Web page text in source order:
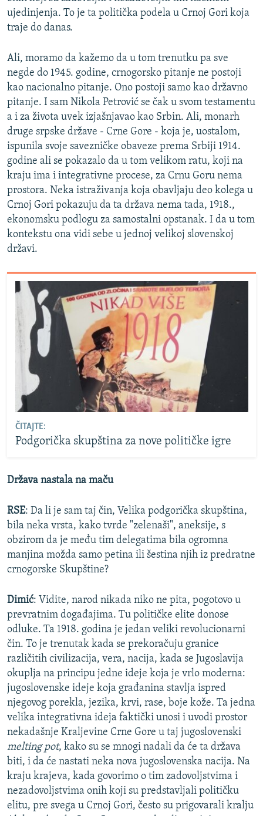
ujedinjenja. To je ta politička podela u Crnoj Gori koja
traje do danas.
Ali, moramo da kažemo da u tom trenutku pa sve
negde do 1945. godine, crnogorsko pitanje ne postoji
kao nacionalno pitanje. Ono postoji samo kao državno
pitanje. I sam Nikola Petrović se čak u svom testamentu
a i za života uvek izjašnjavao kao Srbin. Ali, monarh
druge srpske države - Crne Gore - koja je, uostalom,
ispunila svoje savezničke obaveze prema Srbiji 1914.
godine ali se pokazalo da u tom velikom ratu, koji na
kraju ima i integrativne procese, za Crnu Goru nema
prostora. Neka istraživanja koja obavljaju deo kolega u
Crnoj Gori pokazuju da ta država nema tada, 1918.,
ekonomsku podlogu za samostalni opstanak. I da u tom
kontekstu ona vidi sebe u jednoj velikoj slovenskoj
državi.
ČITAJTE:
Podgorička skupština za nove političke igre
Država nastala na maču
RSE: Da li je sam taj čin, Velika podgorička skupština,
bila neka vrsta, kako tvrde "zelenaši", aneksije, s
obzirom da je među tim delegatima bila ogromna
manjina možda samo petina ili šestina njih iz predratne
crnogorske Skupštine?
Dimić: Vidite, narod nikada niko ne pita, pogotovo u
prevratnim događajima. Tu političke elite donose
odluke. Ta 1918. godina je jedan veliki revolucionarni
čin. To je trenutak kada se prekoračuju granice
različitih civilizacija, vera, nacija, kada se Jugoslavija
okuplja na principu jedne ideje koja je vrlo moderna:
jugoslovenske ideje koja građanina stavlja ispred
njegovog porekla, jezika, krvi, rase, boje kože. Ta jedna
velika integrativna ideja faktički unosi i uvodi prostor
nekadašnje Kraljevine Crne Gore u taj jugoslovenski
melting pot, kako su se mnogi nadali da će ta država
biti, i da će nastati neka nova jugoslovenska nacija. Na
kraju krajeva, kada govorimo o tim zadovoljstvima i
nezadovoljstvima onih koji su predstavljali političku
elitu, pre svega u Crnoj Gori, često su prigovarali kralju